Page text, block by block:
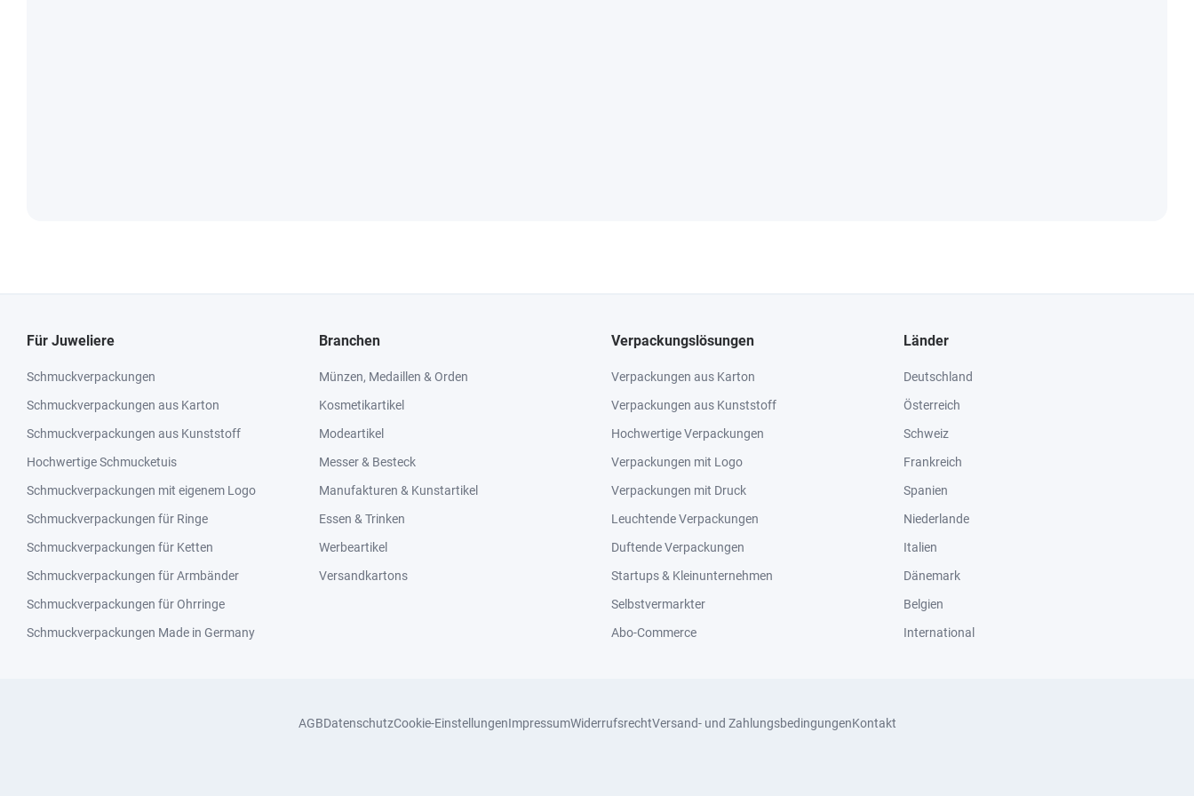
Für Juweliere
Schmuckverpackungen
Schmuckverpackungen aus Karton
Schmuckverpackungen aus Kunststoff
Hochwertige Schmucketuis
Schmuckverpackungen mit eigenem Logo
Schmuckverpackungen für Ringe
Schmuckverpackungen für Ketten
Schmuckverpackungen für Armbänder
Schmuckverpackungen für Ohrringe
Schmuckverpackungen Made in Germany
Branchen
Münzen, Medaillen & Orden
Kosmetikartikel
Modeartikel
Messer & Besteck
Manufakturen & Kunstartikel
Essen & Trinken
Werbeartikel
Versandkartons
Verpackungslösungen
Verpackungen aus Karton
Verpackungen aus Kunststoff
Hochwertige Verpackungen
Verpackungen mit Logo
Verpackungen mit Druck
Leuchtende Verpackungen
Duftende Verpackungen
Startups & Kleinunternehmen
Selbstvermarkter
Abo-Commerce
Länder
Deutschland
Österreich
Schweiz
Frankreich
Spanien
Niederlande
Italien
Dänemark
Belgien
International
AGBDatenschutzCookie-EinstellungenImpressumWiderrufsrechtVersand- und ZahlungsbedingungenKontakt